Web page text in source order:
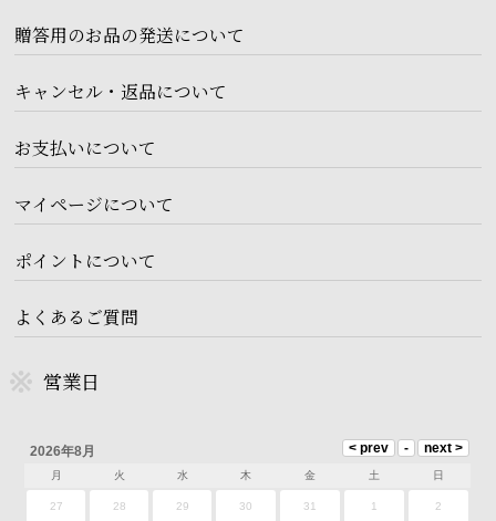
贈答用のお品の発送について
キャンセル・返品について
お支払いについて
マイページについて
ポイントについて
よくあるご質問
営業日
2026年8月
月 火 水 木 金 土 日
27 28 29 30 31 1 2